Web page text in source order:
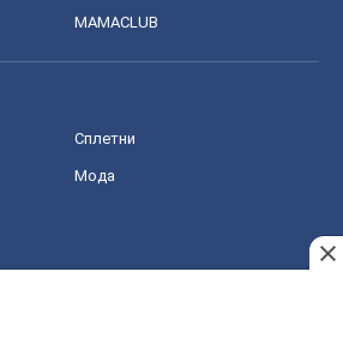
MAMACLUB
Сплетни
Мода